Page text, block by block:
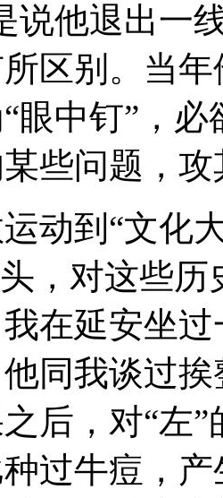
说他退出一
区别。当
眼中钉”，
些问题，
动到“文化
，对这些
在延安坐
同我谈过
后，对“左
过牛痘，